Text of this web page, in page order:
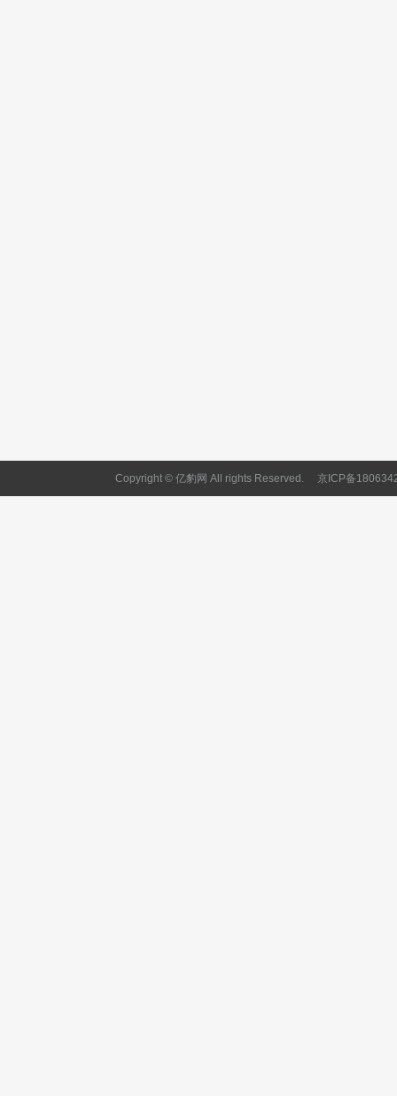
Copyright © 亿豹网 All rights Reserved. 京ICP备